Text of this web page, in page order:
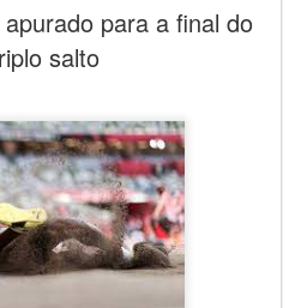
para a final do
salto